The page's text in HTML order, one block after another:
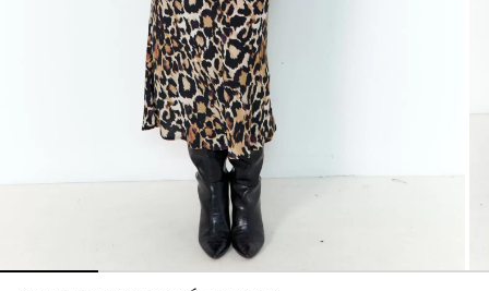
Blazers, Vestes
Pulls
Blazers, Vestes
Manteaux
Accessoires
En ligne avec les courbes des femmes